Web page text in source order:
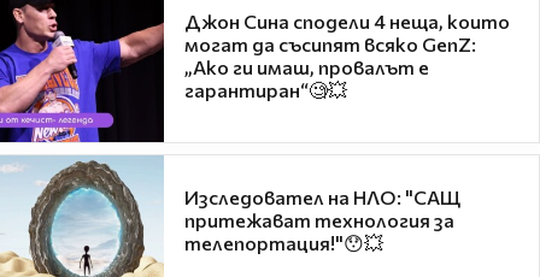
Джон Сина сподели 4 неща, които
могат да съсипят всяко GenZ:
„Ако ги имаш, провалът е
гарантиран“🧐💥
Изследовател на НЛО: "САЩ
притежават технология за
телепортация!"😯💥